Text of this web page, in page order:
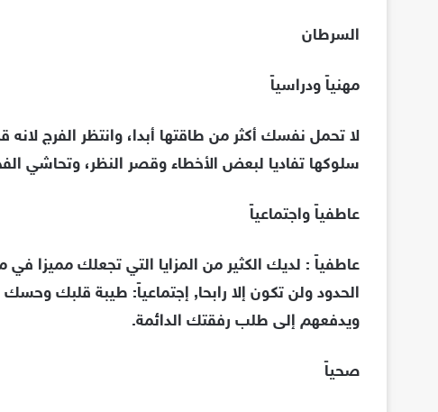
السرطان
مهنياً ودراسياً
لا تحمل نفسك أكثر من طاقتها أبدا، وانتظر الفرج
سلوكها تفاديا لبعض الأخطاء وقصر النظر، وتحاشي
عاطفياً واجتماعياً
عاطفياً : لديك الكثير من المزايا التي تجعلك
الحدود ولن تكون إلا رابحا, إجتماعياً: طيبة قلبك
ويدفعهم إلى طلب رفقتك الدائمة.
صحياً